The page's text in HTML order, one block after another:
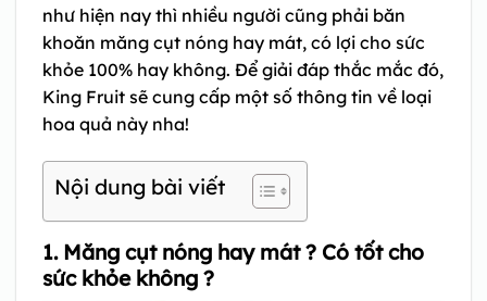
như hiện nay thì nhiều người cũng phải băn
khoăn măng cụt nóng hay mát, có lợi cho sức
khỏe 100% hay không. Để giải đáp thắc mắc đó,
King Fruit sẽ cung cấp một số thông tin về loại
hoa quả này nha!
Nội dung bài viết
1. Măng cụt nóng hay mát ? Có tốt cho
sức khỏe không ?